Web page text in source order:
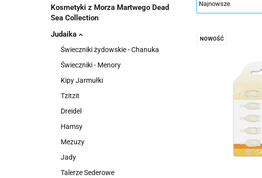
Kosmetyki z Morza Martwego Dead
Sea Collection
Judaika
Świeczniki żydowskie - Chanuka
Świeczniki - Menory
Kipy Jarmułki
Tzitzit
Dreidel
Hamsy
Mezuzy
Jady
Talerze Sederowe
NOWOŚĆ